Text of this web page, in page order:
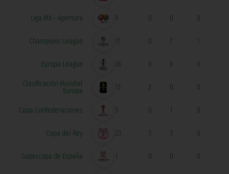
Liga MX - Apertura 9 0 0 0
Champions League 17 0 7 1
Europa League 36 0 6 0
Clasificación Mundial
Europa
13 2 0 0
Copa Confederaciones 5 0 1 0
Copa del Rey 23 3 3 0
Supercopa de España 1 0 0 0